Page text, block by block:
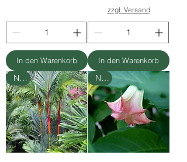
In den Warenkorb
zzgl. Versand
In den Warenkorb
Neu Neu